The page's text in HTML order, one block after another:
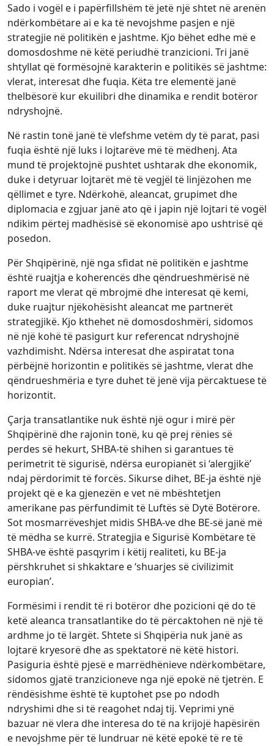
Sado i vogël e i papërfillshëm të jetë një shtet në arenën
ndërkombëtare ai e ka të nevojshme pasjen e një
strategjie në politikën e jashtme. Kjo bëhet edhe më e
domosdoshme në këtë periudhë tranzicioni. Tri janë
shtyllat që formësojnë karakterin e politikës së jashtme:
vlerat, interesat dhe fuqia. Këta tre elementë janë
thelbësorë kur ekuilibri dhe dinamika e rendit botëror
ndryshojnë.
Në rastin tonë janë të vlefshme vetëm dy të parat, pasi
fuqia është një luks i lojtarëve më të mëdhenj. Ata
mund të projektojnë pushtet ushtarak dhe ekonomik,
duke i detyruar lojtarët më të vegjël të linjëzohen me
qëllimet e tyre. Ndërkohë, aleancat, grupimet dhe
diplomacia e zgjuar janë ato që i japin një lojtari të vogël
ndikim përtej madhësisë së ekonomisë apo ushtrisë që
posedon.
Për Shqipërinë, një nga sfidat në politikën e jashtme
është ruajtja e koherencës dhe qëndrueshmërisë në
raport me vlerat që mbrojmë dhe interesat që kemi,
duke ruajtur njëkohësisht aleancat me partnerët
strategjikë. Kjo kthehet në domosdoshmëri, sidomos
në një kohë të pasigurt kur referencat ndryshojnë
vazhdimisht. Ndërsa interesat dhe aspiratat tona
përbëjnë horizontin e politikës së jashtme, vlerat dhe
qëndrueshmëria e tyre duhet të jenë vija përcaktuese të
horizontit.
Çarja transatlantike nuk është një ogur i mirë për
Shqipërinë dhe rajonin tonë, ku që prej rënies së
perdes së hekurt, SHBA-të shihen si garantues të
perimetrit të sigurisë, ndërsa europianët si ‘alergjikë’
ndaj përdorimit të forcës. Sikurse dihet, BE-ja është një
projekt që e ka gjenezën e vet në mbështetjen
amerikane pas përfundimit të Luftës së Dytë Botërore.
Sot mosmarrëveshjet midis SHBA-ve dhe BE-së janë më
të mëdha se kurrë. Strategjia e Sigurisë Kombëtare të
SHBA-ve është pasqyrim i këtij realiteti, ku BE-ja
përshkruhet si shkaktare e ‘shuarjes së civilizimit
europian’.
Formësimi i rendit të ri botëror dhe pozicioni që do të
ketë aleanca transatlantike do të përcaktohen në një të
ardhme jo të largët. Shtete si Shqipëria nuk janë as
lojtarë kryesorë dhe as spektatorë në këtë histori.
Pasiguria është pjesë e marrëdhënieve ndërkombëtare,
sidomos gjatë tranzicioneve nga një epokë në tjetrën. E
rëndësishme është të kuptohet pse po ndodh
ndryshimi dhe si të reagohet ndaj tij. Veprimi ynë
bazuar në vlera dhe interesa do të na krijojë hapësirën
e nevojshme për të lundruar në këtë epokë të re të